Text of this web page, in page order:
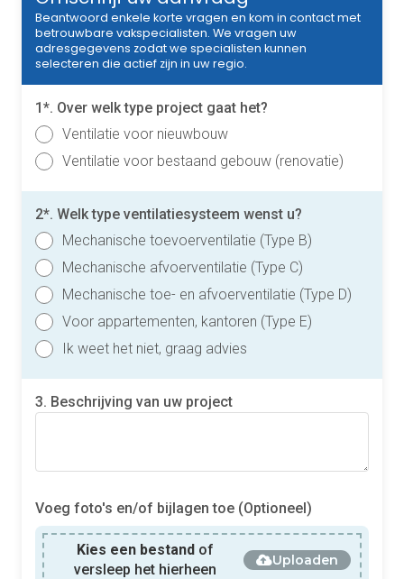
Beantwoord enkele korte vragen en kom in contact met
betrouwbare vakspecialisten. We vragen uw
adresgegevens zodat we specialisten kunnen
selecteren die actief zijn in uw regio.
1*. Over welk type project gaat het?
Ventilatie voor nieuwbouw
Ventilatie voor bestaand gebouw (renovatie)
2*. Welk type ventilatiesysteem wenst u?
Mechanische toevoerventilatie (Type B)
Mechanische afvoerventilatie (Type C)
Mechanische toe- en afvoerventilatie (Type D)
Voor appartementen, kantoren (Type E)
Ik weet het niet, graag advies
3. Beschrijving van uw project
Voeg foto's en/of bijlagen toe (Optioneel)
Kies een bestand of
versleep het hierheen
Uploaden